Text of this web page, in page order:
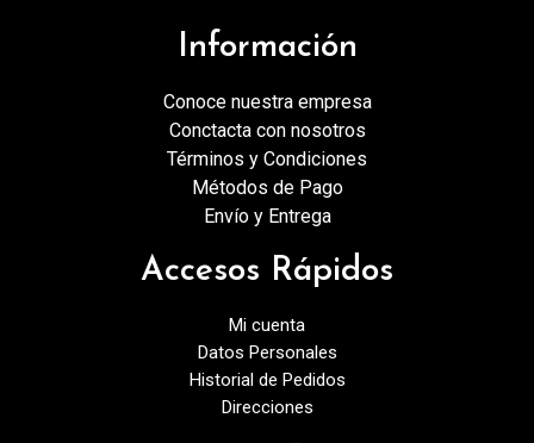
Información
Conoce nuestra empresa
Conctacta con nosotros
Términos y Condiciones
Métodos de Pago
Envío y Entrega
Accesos Rápidos
Mi cuenta
Datos Personales
Historial de Pedidos
Direcciones